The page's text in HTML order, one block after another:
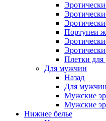
Портупеи
Плетки для
Для мужчин
Назад
Для мужчин
Мужские
Мужские
Нижнее белье